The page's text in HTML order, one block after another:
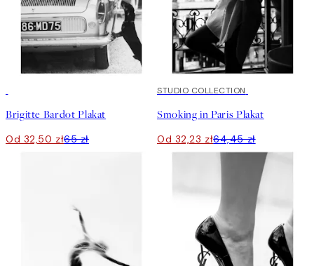
Brigitte Bardot Plakat
Od 32,50 zł65 zł
50%*
STUDIO COLLECTION
Smoking in Paris Plakat
Od 32,23 zł64,45 zł